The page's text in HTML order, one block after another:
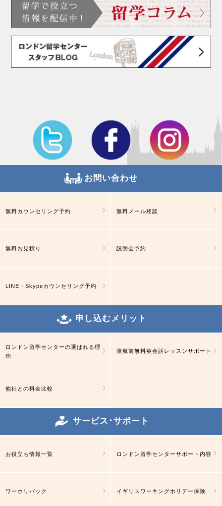
お問い合わせ
無料カウンセリング予約 無料メール相談
無料お見積り 説明会予約
LINE・Skypeカウンセリング予約
申し込むメリット
ロンドン留学センターの選ばれる理
由
渡航前無料英会話レッスンサポート
他社との料金比較
サービス･サポート
お役立ち情報一覧 ロンドン留学センターサポート内容
ワーホリパック イギリスワーキングホリデー保険